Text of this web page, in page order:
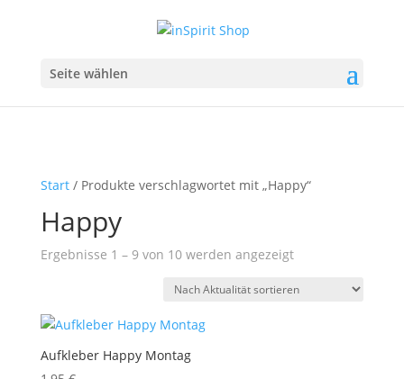
Seite wählen
Start/ Produkte verschlagwortet mit „Happy“
Happy
Ergebnisse 1 – 9 von 10 werden angezeigtNach
sortiert
Aufkleber Happy Montag